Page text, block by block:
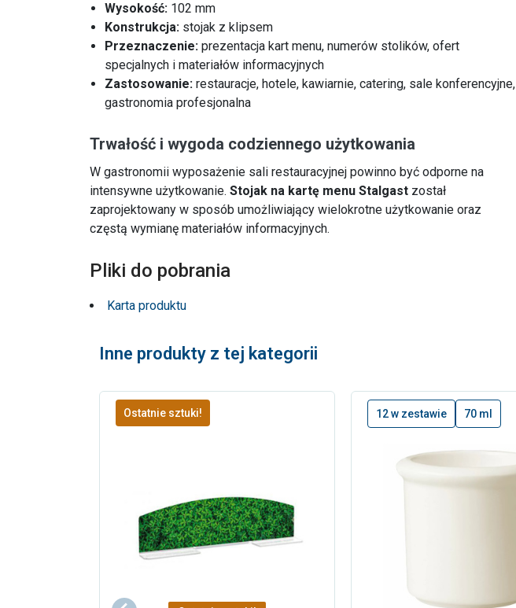
Wysokość: 102 mm
Konstrukcja: stojak z klipsem
Przeznaczenie: prezentacja kart menu, numerów stolików, ofert
specjalnych i materiałów informacyjnych
Zastosowanie: restauracje, hotele, kawiarnie, catering, sale konferencyjne,
gastronomia profesjonalna
Trwałość i wygoda codziennego użytkowania
W gastronomii wyposażenie sali restauracyjnej powinno być odporne na
intensywne użytkowanie. Stojak na kartę menu Stalgast został
zaprojektowany w sposób umożliwiający wielokrotne użytkowanie oraz
częstą wymianę materiałów informacyjnych.
Pliki do pobrania
Karta produktu
Inne produkty z tej kategorii
Ostatnie sztuki! 12 w zestawie 70 ml